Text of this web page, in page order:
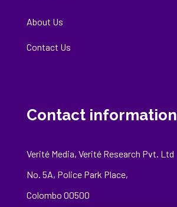
About Us
Contact Us
Contact information
Verité Media, Verité Research Pvt. Ltd
No. 5A, Police Park Place,
Colombo 00500